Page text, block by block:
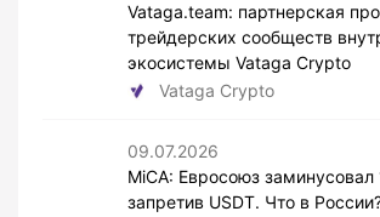
Vataga.team: партнерская
трейдерских сообществ
экосистемы Vataga Crypto
Vataga Crypto
09.07.2026
MiCA: Евросоюз
запретив USDT. Что в